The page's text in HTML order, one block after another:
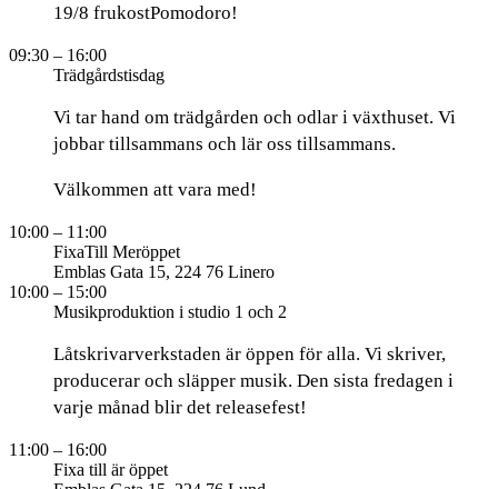
19/8 frukostPomodoro!
09:30 – 16:00
Trädgårdstisdag
Vi tar hand om trädgården och odlar i växthuset. Vi
jobbar tillsammans och lär oss tillsammans.
Välkommen att vara med!
10:00 – 11:00
FixaTill Meröppet
Emblas Gata 15, 224 76 Linero
10:00 – 15:00
Musikproduktion i studio 1 och 2
Låtskrivarverkstaden är öppen för alla. Vi skriver,
producerar och släpper musik. Den sista fredagen i
varje månad blir det releasefest!
11:00 – 16:00
Fixa till är öppet